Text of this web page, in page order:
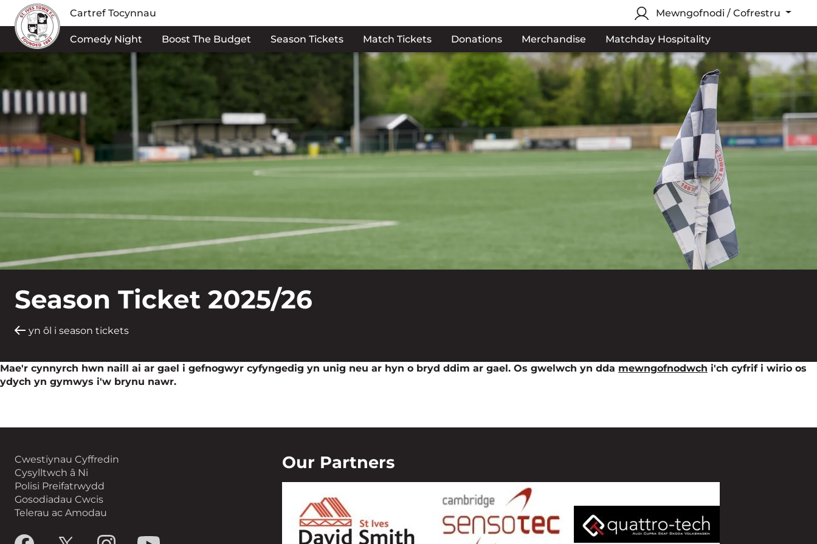
Cartref Tocynnau Mewngofnodi / Cofrestru
Comedy Night Boost The Budget Season Tickets Match Tickets Donations Merchandise Matchday Hospitality
Season Ticket 2025/26
yn ôl i season tickets
Mae'r cynnyrch hwn naill ai ar gael i gefnogwyr cyfyngedig yn unig neu ar hyn o bryd ddim ar gael. Os gwelwch yn dda mewngofnodwch i'ch cyfrif i wirio os
ydych yn gymwys i'w brynu nawr.
Cwestiynau Cyffredin
Cysylltwch â Ni
Polisi Preifatrwydd
Gosodiadau Cwcis
Telerau ac Amodau
Our Partners